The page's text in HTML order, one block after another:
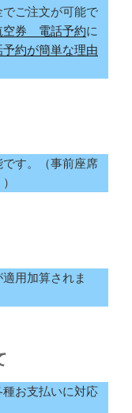
ご注文が可能で
空券 電話予約に
予約が簡単な理由
す。（事前座席
用加算されま
お支払いに対応